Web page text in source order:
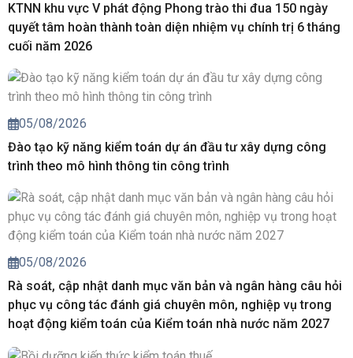
KTNN khu vực V phát động Phong trào thi đua 150 ngày
quyết tâm hoàn thành toàn diện nhiệm vụ chính trị 6 tháng
cuối năm 2026
05/08/2026
Đào tạo kỹ năng kiểm toán dự án đầu tư xây dựng công
trình theo mô hình thông tin công trình
05/08/2026
Rà soát, cập nhật danh mục văn bản và ngân hàng câu hỏi
phục vụ công tác đánh giá chuyên môn, nghiệp vụ trong
hoạt động kiểm toán của Kiểm toán nhà nước năm 2027